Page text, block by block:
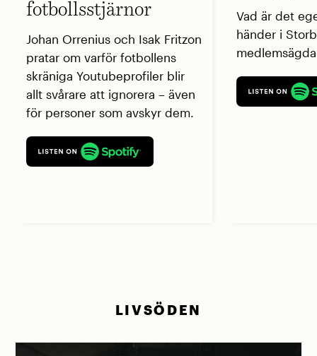
fotbollsstjärnor
Johan Orrenius och Isak Fritzon
pratar om varför fotbollens
skräniga Youtubeprofiler blir
allt svårare att ignorera – även
för personer som avskyr dem.
Vad är det
händer i
LIVSÖDEN